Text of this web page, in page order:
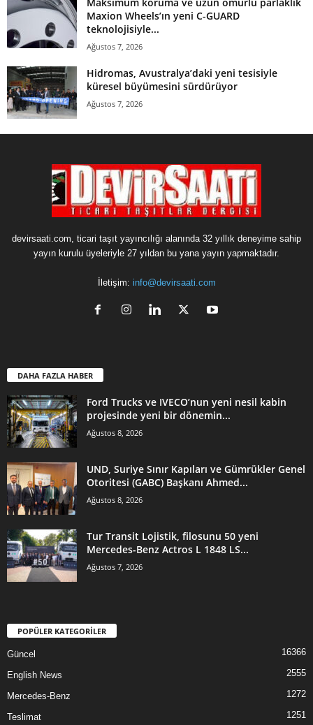
Maxion Wheels’ın yeni C-GUARD
teknolojisiyle...
Ağustos 7, 2026
Hidromas, Avustralya’daki yeni tesisiyle
küresel büyümesini sürdürüyor
Ağustos 7, 2026
devirsaati.com, ticari taşıt yayıncılığı alanında 32 yıllık deneyime sahip
yayın kurulu üyeleriyle 27 yıldan bu yana yayın yapmaktadır.
İletişim: info@devirsaati.com
DAHA FAZLA HABER
Ford Trucks ve IVECO’nun yeni nesil kabin
projesinde yeni bir dönemin...
Ağustos 8, 2026
UND, Suriye Sınır Kapıları ve Gümrükler Genel
Otoritesi (GABC) Başkanı Ahmed...
Ağustos 8, 2026
Tur Transit Lojistik, filosunu 50 yeni
Mercedes-Benz Actros L 1848 LS...
Ağustos 7, 2026
POPÜLER KATEGORİLER
Güncel 16366
English News 2555
Mercedes-Benz 1272
Teslimat 1251